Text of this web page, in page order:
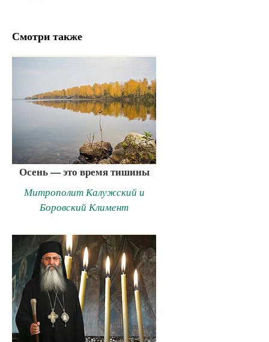
Смотри также
Осень — это время тишины
Митрополит Калужский и
Боровский Климент